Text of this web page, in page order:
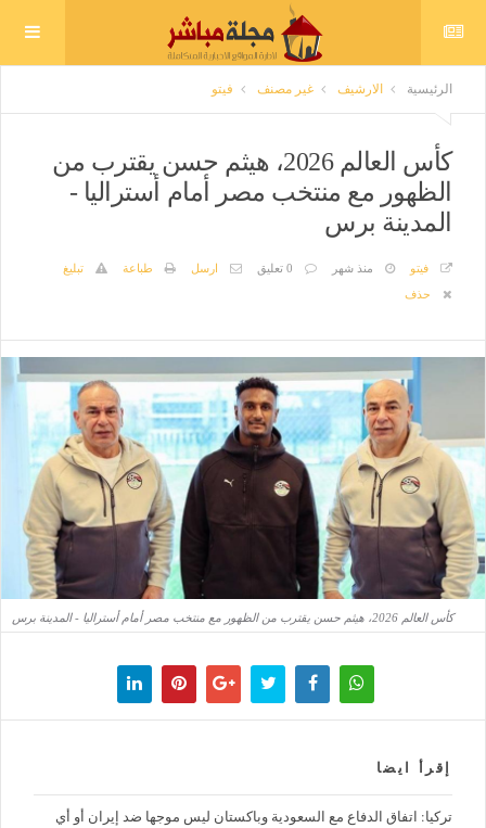
الرئيسية الارشيف غير مصنف فيتو
كأس العالم 2026، هيثم حسن يقترب من
الظهور مع منتخب مصر أمام أستراليا -
المدينة برس
فيتو منذ شهر 0 تعليق ارسل طباعة
تبليغ
حذف
كأس العالم 2026، هيثم حسن يقترب من الظهور مع منتخب مصر أمام أستراليا - المدينة برس
إقرأ ايضا
تركيا: اتفاق الدفاع مع السعودية وباكستان ليس موجها ضد إيران أو أي